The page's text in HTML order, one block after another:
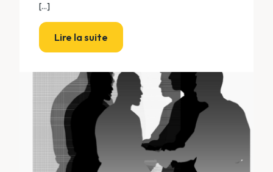
[...]
Lire la suite